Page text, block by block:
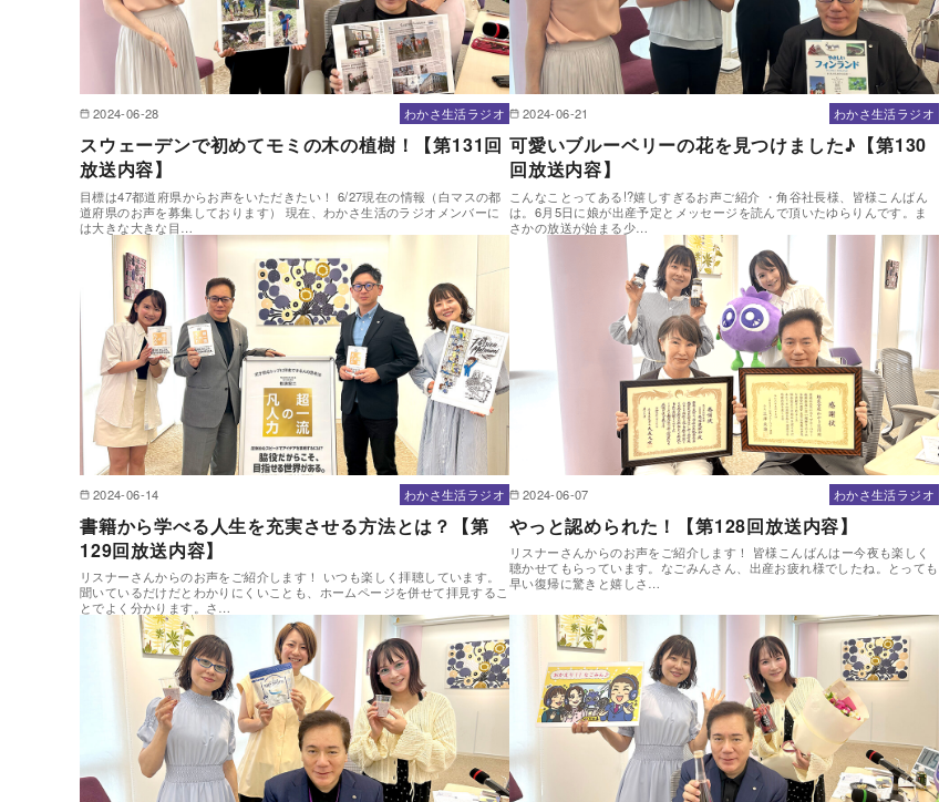
2024-06-28 わかさ生活ラジオ
スウェーデンで初めてモミの木の植樹！【第131回
放送内容】
目標は47都道府県からお声をいただきたい！ 6/27現在の情報（白マスの都
道府県のお声を募集しております） 現在、わかさ生活のラジオメンバーに
は大きな大きな目…
2024-06-21 わかさ生活ラジオ
可愛いブルーベリーの花を見つけました♪【第130
回放送内容】
こんなことってある!?嬉しすぎるお声ご紹介 ・角谷社長様、皆様こんばん
は。6月5日に娘が出産予定とメッセージを読んで頂いたゆらりんです。ま
さかの放送が始まる少…
2024-06-14 わかさ生活ラジオ
書籍から学べる人生を充実させる方法とは？【第
129回放送内容】
リスナーさんからのお声をご紹介します！ いつも楽しく拝聴しています。
聞いているだけだとわかりにくいことも、ホームページを併せて拝見するこ
とでよく分かります。さ…
2024-06-07 わかさ生活ラジオ
やっと認められた！【第128回放送内容】
リスナーさんからのお声をご紹介します！ 皆様こんばんはー今夜も楽しく
聴かせてもらっています。なごみんさん、出産お疲れ様でしたね。とっても
早い復帰に驚きと嬉しさ…